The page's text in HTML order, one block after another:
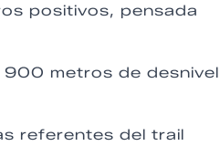
positivos, pensada
metros de desnivel
referentes del trail